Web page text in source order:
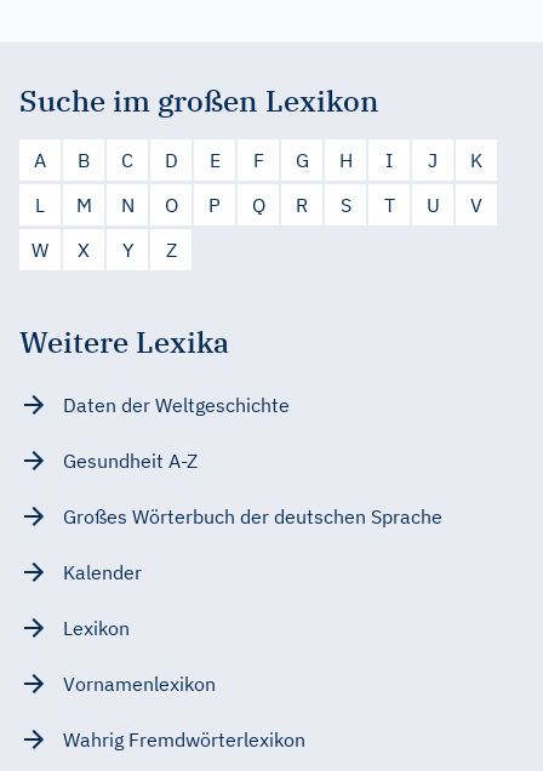
Suche im großen Lexikon
A B C D E F G H I J
K
L
M N O P Q R S T U
V
W
X Y Z
Weitere Lexika
Daten der Weltgeschichte
Gesundheit A-Z
Großes Wörterbuch der deutschen Sprache
Kalender
Lexikon
Vornamenlexikon
Wahrig Fremdwörterlexikon